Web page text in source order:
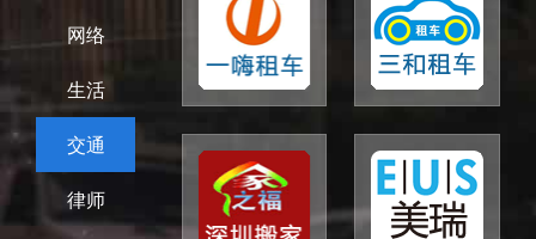
网络
生活
交通
律师